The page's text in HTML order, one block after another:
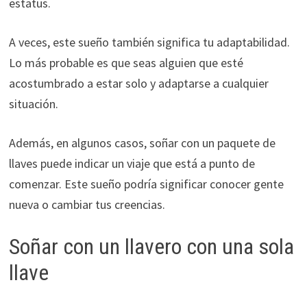
A veces, este sueño también significa tu adaptabilidad.
Lo más probable es que seas alguien que esté
acostumbrado a estar solo y adaptarse a cualquier
situación.
Además, en algunos casos, soñar con un paquete de
llaves puede indicar un viaje que está a punto de
comenzar. Este sueño podría significar conocer gente
nueva o cambiar tus creencias.
Soñar con un llavero con una sola
llave